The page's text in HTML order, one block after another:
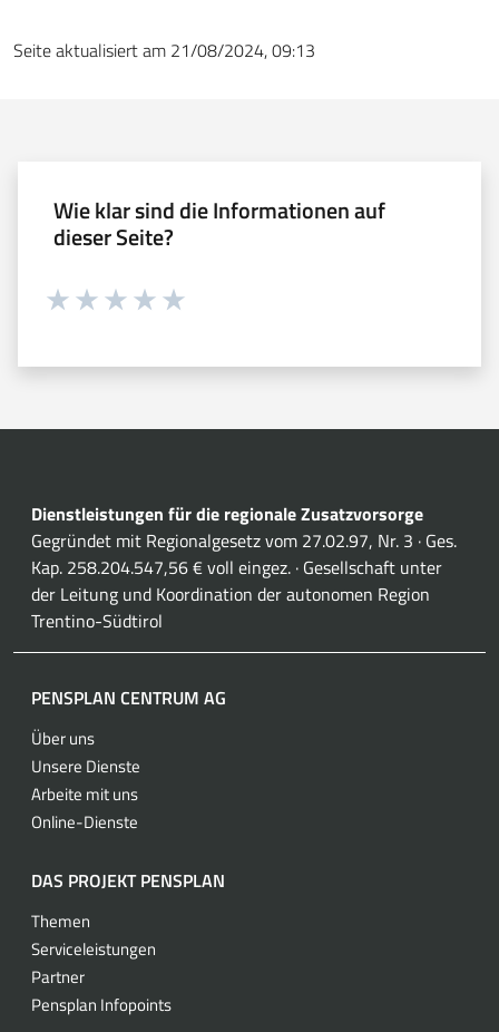
Seite aktualisiert am 21/08/2024, 09:13
Wie klar sind die Informationen auf
dieser Seite?
Dienstleistungen für die regionale Zusatzvorsorge
Gegründet mit Regionalgesetz vom 27.02.97, Nr. 3 · Ges.
Kap. 258.204.547,56 € voll eingez. · Gesellschaft unter
der Leitung und Koordination der autonomen Region
Trentino-Südtirol
PENSPLAN CENTRUM AG
Über uns
Unsere Dienste
Arbeite mit uns
Online-Dienste
DAS PROJEKT PENSPLAN
Themen
Serviceleistungen
Partner
Pensplan Infopoints